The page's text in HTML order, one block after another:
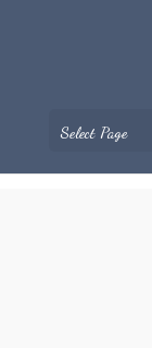
Select Page